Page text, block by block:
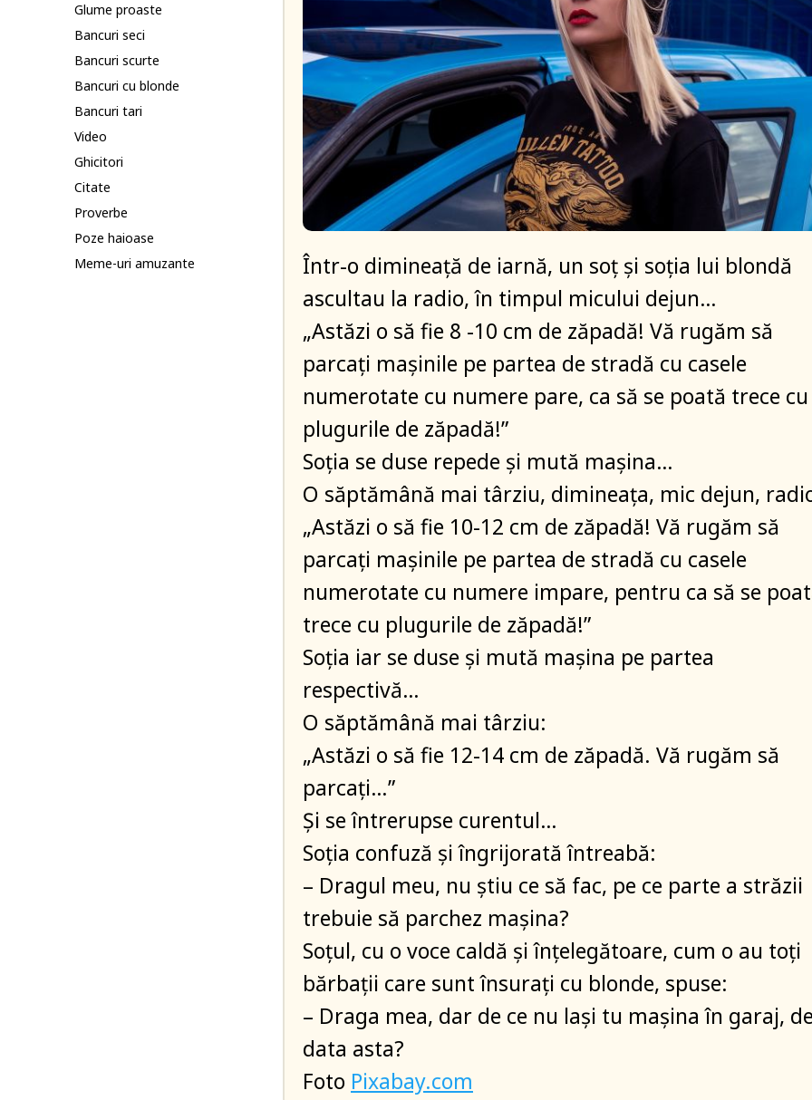
Glume proaste
Bancuri seci
Bancuri scurte
Bancuri cu blonde
Bancuri tari
Video
Ghicitori
Citate
Proverbe
Poze haioase
Meme-uri amuzante
Într-o dimineață de iarnă, un soț și soția lui blondă
ascultau la radio, în timpul micului dejun…
„Astăzi o să fie 8 -10 cm de zăpadă! Vă rugăm să
parcați mașinile pe partea de stradă cu casele
numerotate cu numere pare, ca să se poată trece cu
plugurile de zăpadă!”
Soția se duse repede și mută mașina…
O săptămână mai târziu, dimineața, mic dejun,
„Astăzi o să fie 10-12 cm de zăpadă! Vă rugăm să
parcați mașinile pe partea de stradă cu casele
numerotate cu numere impare, pentru ca să se
trece cu plugurile de zăpadă!”
Soția iar se duse și mută mașina pe partea
respectivă…
O săptămână mai târziu:
„Astăzi o să fie 12-14 cm de zăpadă. Vă rugăm să
parcați…”
Și se întrerupse curentul…
Soția confuză și îngrijorată întreabă:
– Dragul meu, nu știu ce să fac, pe ce parte a străzii
trebuie să parchez mașina?
Soțul, cu o voce caldă și înțelegătoare, cum o au toți
bărbații care sunt însurați cu blonde, spuse:
– Draga mea, dar de ce nu lași tu mașina în garaj, de
data asta?
Foto Pixabay.com